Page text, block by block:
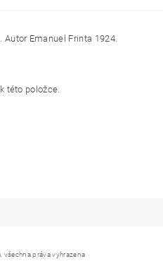
Autor Emanuel Frinta 1924.
této položce.
práva vyhrazena